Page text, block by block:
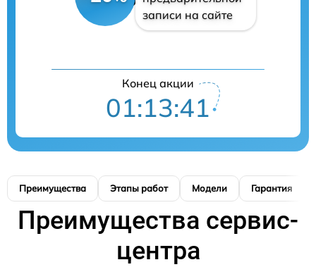
записи на сайте
Конец акции
01:13:41
Преимущества Этапы работ Модели Гарантия
Преимущества сервис-
центра